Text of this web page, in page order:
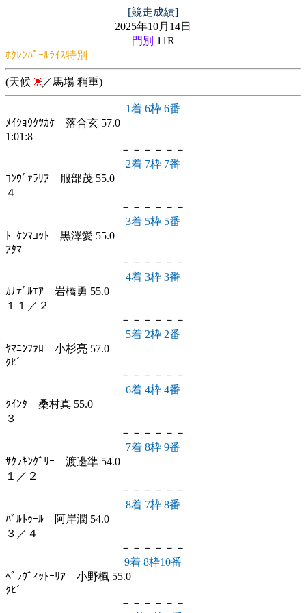
[競走成績]
2025年10月14日
門別 11R
ﾎｸﾚﾝﾊﾟｰﾙﾗｲｽ特別
(天候 ／馬場 稍重)
1着 6枠 6番
ﾒｲｼｮｳｸﾂｶｹ 落合玄 57.0
1:01:8
－－－－－－
2着 7枠 7番
ｺﾝｳﾞｧﾗﾘｱ 服部茂 55.0
４
－－－－－－
3着 5枠 5番
ﾄｰｹﾝﾏｺｯﾄ 黒澤愛 55.0
ｱﾀﾏ
－－－－－－
4着 3枠 3番
ｶﾅﾃﾞﾙｴｱ 岩橋勇 55.0
１１／２
－－－－－－
5着 2枠 2番
ﾔﾏﾆﾝﾌｧﾛ 小杉亮 57.0
ｸﾋﾞ
－－－－－－
6着 4枠 4番
ｸｲﾝﾀ 桑村真 55.0
３
－－－－－－
7着 8枠 9番
ｻｸﾗｷﾝｸﾞﾘｰ 渡邊準 54.0
１／２
－－－－－－
8着 7枠 8番
ﾊﾞﾙﾄｩｰﾙ 阿岸潤 54.0
３／４
－－－－－－
9着 8枠10番
ﾍﾞﾗｳﾞｨｯﾄｰﾘｱ 小野楓 55.0
ｸﾋﾞ
－－－－－－